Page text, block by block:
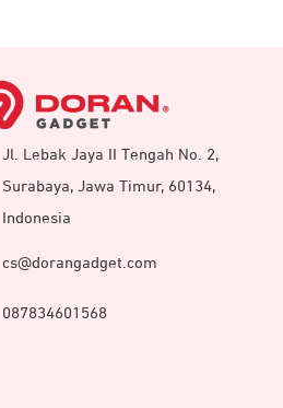
Jl. Lebak Jaya II Tengah No. 2,
Surabaya, Jawa Timur, 60134,
Indonesia
cs@dorangadget.com
087834601568